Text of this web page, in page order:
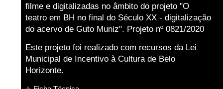
filme e digitalizadas no âmbito do projeto "O
teatro em BH no final do Século XX - digitalização
do acervo de Guto Muniz". Projeto nº 0821/2020
Este projeto foi realizado com recursos da Lei
Municipal de Incentivo à Cultura de Belo
Horizonte.